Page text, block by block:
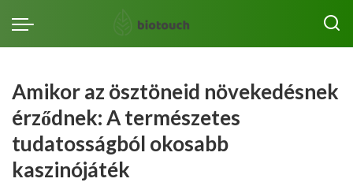
Amikor az ösztöneid növekedésnek
érződnek: A természetes
tudatosságból okosabb
kaszinójáték